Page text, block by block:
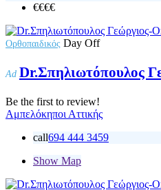
€€€€
Ορθοπαιδικός Day Off
Ad Dr.Σπηλιωτόπουλος
Be the first to review!
Αμπελόκηποι Αττικής
call694 444 3459
Show Map